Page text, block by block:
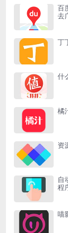
百
去
丁
什
橘
资
自
程
喵